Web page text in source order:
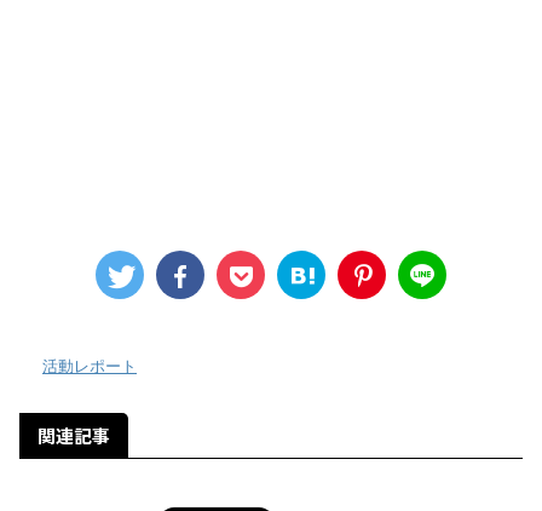
活動レポート
関連記事